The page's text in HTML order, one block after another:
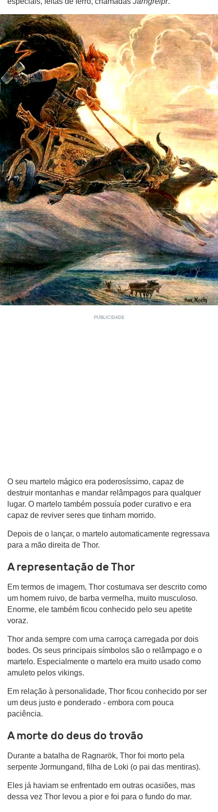
O seu martelo mágico era poderosíssimo, capaz de
destruir montanhas e mandar relâmpagos para qualquer
lugar. O martelo também possuía poder curativo e era
capaz de reviver seres que tinham morrido.
Depois de o lançar, o martelo automaticamente regressava
para a mão direita de Thor.
A representação de Thor
Em termos de imagem, Thor costumava ser descrito como
um homem ruivo, de barba vermelha, muito musculoso.
Enorme, ele também ficou conhecido pelo seu apetite
voraz.
Thor anda sempre com uma carroça carregada por dois
bodes. Os seus principais símbolos são o relâmpago e o
martelo. Especialmente o martelo era muito usado como
amuleto pelos vikings.
Em relação à personalidade, Thor ficou conhecido por ser
um deus justo e ponderado - embora com pouca
paciência.
A morte do deus do trovão
Durante a batalha de Ragnarök, Thor foi morto pela
serpente Jormungand, filha de Loki (o pai das mentiras).
Eles já haviam se enfrentado em outras ocasiões, mas
dessa vez Thor levou a pior e foi para o fundo do mar.